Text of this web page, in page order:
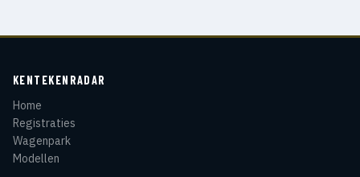
KENTEKENRADAR
Home
Registraties
Wagenpark
Modellen